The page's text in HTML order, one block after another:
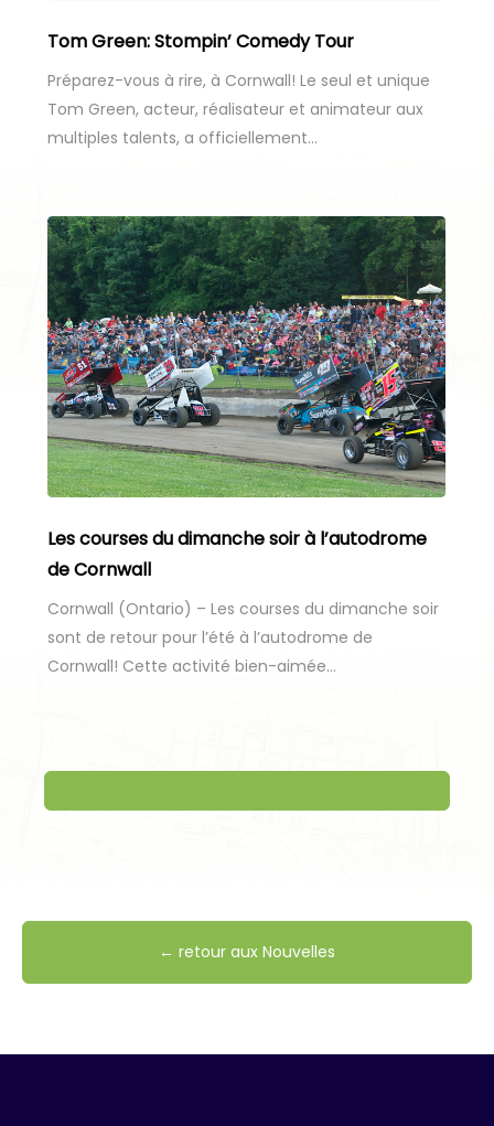
Tom Green: Stompin’ Comedy Tour
Préparez-vous à rire, à Cornwall! Le seul et unique
Tom Green, acteur, réalisateur et animateur aux
multiples talents, a officiellement…
Les courses du dimanche soir à l’autodrome
de Cornwall
Cornwall (Ontario) – Les courses du dimanche soir
sont de retour pour l’été à l’autodrome de
Cornwall! Cette activité bien-aimée…
← retour aux Nouvelles